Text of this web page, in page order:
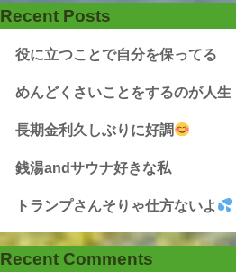
Recent Posts
役に立つことで自分を保ってる
めんどくさいことをするのが人生
長期金利久しぶりに好調
銭湯andサウナ好きな私
トランプさんそりゃ仕方ないよ
Recent Comments